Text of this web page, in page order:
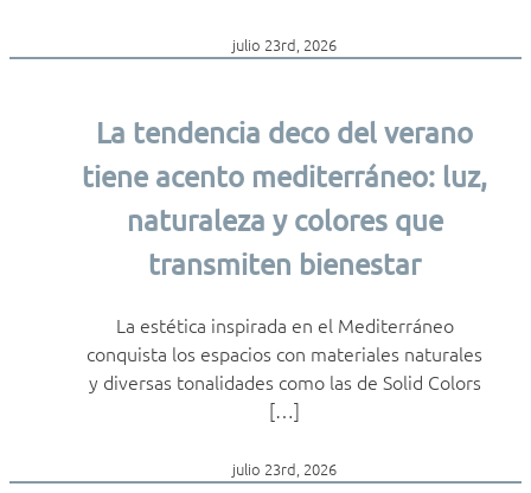
julio 23rd, 2026
La tendencia deco del verano
tiene acento mediterráneo: luz,
naturaleza y colores que
transmiten bienestar
La estética inspirada en el Mediterráneo
conquista los espacios con materiales naturales
y diversas tonalidades como las de Solid Colors
[…]
julio 23rd, 2026